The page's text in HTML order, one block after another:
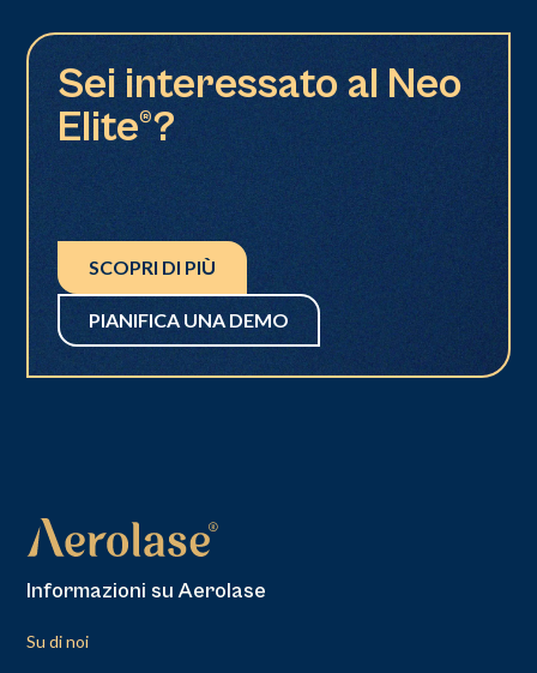
Sei interessato al Neo
Elite®?
SCOPRI DI PIÙ
PIANIFICA UNA DEMO
Informazioni su Aerolase
Su di noi